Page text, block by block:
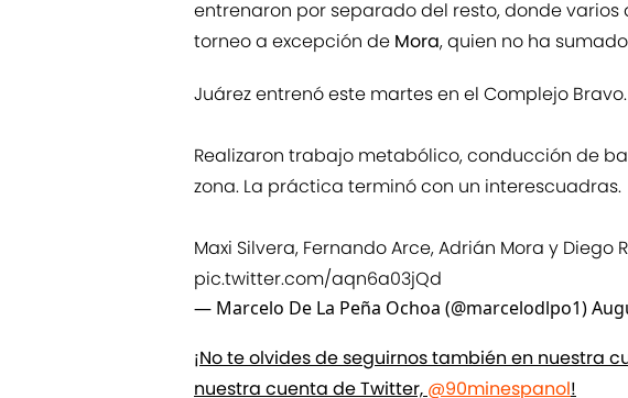
entrenaron por separado del resto, donde varios
torneo a excepción de Mora, quien no ha
Juárez entrenó este martes en el Complejo Bravo.
Realizaron trabajo metabólico, conducción de
zona. La práctica terminó con un interescuadras.
Maxi Silvera, Fernando Arce, Adrián Mora y
pic.twitter.com/aqn6a03jQd
— Marcelo De La Peña Ochoa (@marcelodlpo1)
¡No te olvides de seguirnos también en nuestra
nuestra cuenta de Twitter, @90minespanol!